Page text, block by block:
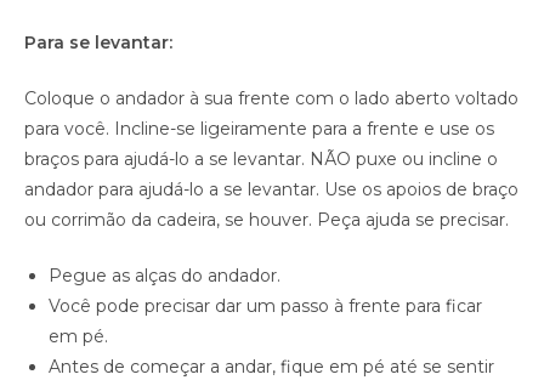
Para se levantar:
Coloque o andador à sua frente com o lado aberto voltado
para você. Incline-se ligeiramente para a frente e use os
braços para ajudá-lo a se levantar. NÃO puxe ou incline o
andador para ajudá-lo a se levantar. Use os apoios de braço
ou corrimão da cadeira, se houver. Peça ajuda se precisar.
Pegue as alças do andador.
Você pode precisar dar um passo à frente para ficar
em pé.
Antes de começar a andar, fique em pé até se sentir